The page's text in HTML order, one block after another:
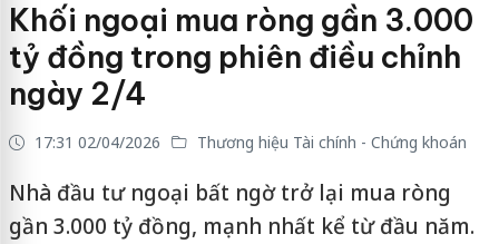
Khối ngoại mua ròng gần 3.000
tỷ đồng trong phiên điều chỉnh
ngày 2/4
17:31 02/04/2026 Thương hiệu Tài chính - Chứng khoán
Nhà đầu tư ngoại bất ngờ trở lại mua ròng
gần 3.000 tỷ đồng, mạnh nhất kể từ đầu năm.